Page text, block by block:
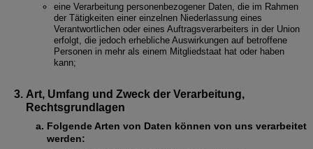
eine Verarbeitung personenbezogener Daten, die im Rahmen
der Tätigkeiten einer einzelnen Niederlassung eines
Verantwortlichen oder eines Auftragsverarbeiters in der Union
erfolgt, die jedoch erhebliche Auswirkungen auf betroffene
Personen in mehr als einem Mitgliedstaat hat oder haben
kann;
Art, Umfang und Zweck der Verarbeitung,
Rechtsgrundlagen
Folgende Arten von Daten können von uns verarbeitet
werden: